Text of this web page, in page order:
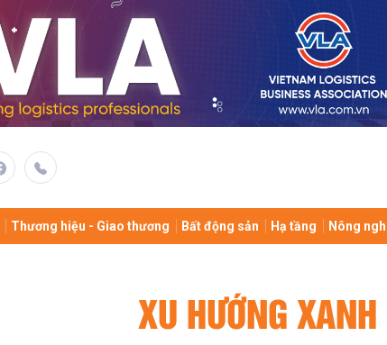
Thương hiệu - Giao thương Bất động sản Hạ tầng Nông
XU HƯỚNG XANH